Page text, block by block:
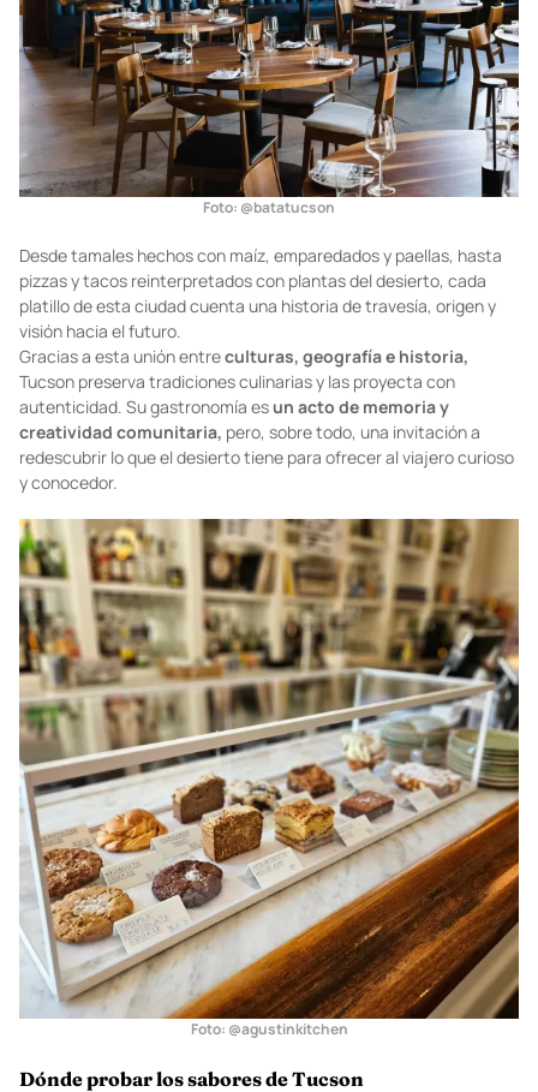
Foto: @batatucson
Desde tamales hechos con maíz, emparedados y paellas, hasta
pizzas y tacos reinterpretados con plantas del desierto, cada
platillo de esta ciudad cuenta una historia de travesía, origen y
visión hacia el futuro.
Gracias a esta unión entreculturas, geografía e historia,
Tucson preserva tradiciones culinarias y las proyecta con
autenticidad. Su gastronomía esun acto de memoria y
creatividad comunitaria, pero, sobre todo, una invitación a
redescubrir lo que el desierto tiene para ofrecer al viajero curioso
y conocedor.
Foto: @agustinkitchen
Dónde probar los sabores de Tucson